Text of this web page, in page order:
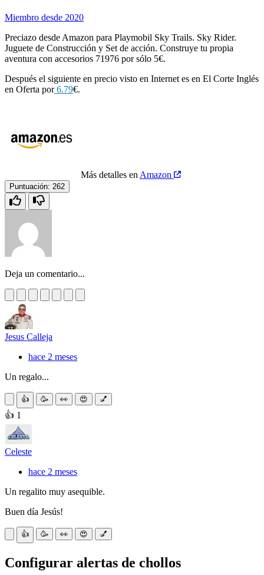
Miembro desde 2020
Preciazo desde Amazon para Playmobil Sky Trails. Sky Rider.
Juguete de Construcción y Set de acción. Construye tu propia
aventura con accesorios 71976 por sólo 5€.
Después el siguiente en precio visto en Internet es en El Corte Inglés
en Oferta por6.79€.
Más detalles en Amazon
Puntuación: 262
Deja un comentario...
Jesus Calleja
hace 2 meses
Un regalo...
👍 🥳 👀 😍 💅
👍 1
Celeste
hace 2 meses
Un regalito muy asequible.
Buen día Jesús!
👍 🥳 👀 😍 💅
Configurar alertas de chollos